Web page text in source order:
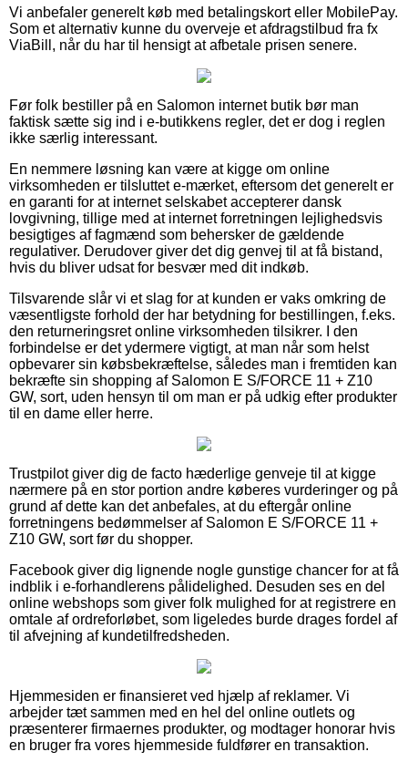
Vi anbefaler generelt køb med betalingskort eller MobilePay.
Som et alternativ kunne du overveje et afdragstilbud fra fx
ViaBill, når du har til hensigt at afbetale prisen senere.
Før folk bestiller på en Salomon internet butik bør man
faktisk sætte sig ind i e-butikkens regler, det er dog i reglen
ikke særlig interessant.
En nemmere løsning kan være at kigge om online
virksomheden er tilsluttet e-mærket, eftersom det generelt er
en garanti for at internet selskabet accepterer dansk
lovgivning, tillige med at internet forretningen lejlighedsvis
besigtiges af fagmænd som behersker de gældende
regulativer. Derudover giver det dig genvej til at få bistand,
hvis du bliver udsat for besvær med dit indkøb.
Tilsvarende slår vi et slag for at kunden er vaks omkring de
væsentligste forhold der har betydning for bestillingen, f.eks.
den returneringsret online virksomheden tilsikrer. I den
forbindelse er det ydermere vigtigt, at man når som helst
opbevarer sin købsbekræftelse, således man i fremtiden kan
bekræfte sin shopping af Salomon E S/FORCE 11 + Z10
GW, sort, uden hensyn til om man er på udkig efter produkter
til en dame eller herre.
Trustpilot giver dig de facto hæderlige genveje til at kigge
nærmere på en stor portion andre køberes vurderinger og på
grund af dette kan det anbefales, at du eftergår online
forretningens bedømmelser af Salomon E S/FORCE 11 +
Z10 GW, sort før du shopper.
Facebook giver dig lignende nogle gunstige chancer for at få
indblik i e-forhandlerens pålidelighed. Desuden ses en del
online webshops som giver folk mulighed for at registrere en
omtale af ordreforløbet, som ligeledes burde drages fordel af
til afvejning af kundetilfredsheden.
Hjemmesiden er finansieret ved hjælp af reklamer. Vi
arbejder tæt sammen med en hel del online outlets og
præsenterer firmaernes produkter, og modtager honorar hvis
en bruger fra vores hjemmeside fuldfører en transaktion.